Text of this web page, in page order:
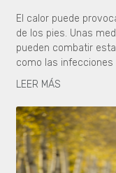
El calor puede
de los pies. Unas
pueden combatir
como las infecciones
LEER MÁS